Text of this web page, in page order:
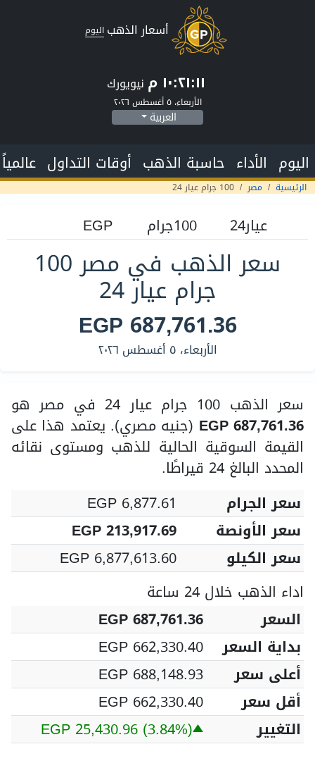
أسعار الذهب اليوم
١٠:٢١:١٢ م نيويورك
الأربعاء، ٥ أغسطس ٢٠٢٦
العربية
اليوم الأداء حاسبة الذهب أوقات التداول عالمياً
الرئيسية مصر 100 جرام عيار 24
سعر الذهب في مصر 100
جرام عيار 24
EGP 687,761.36
الأربعاء، ٥ أغسطس ٢٠٢٦
سعر الذهب 100 جرام عيار 24 في مصر هو
EGP 687,761.36 (جنيه مصري). يعتمد هذا على
القيمة السوقية الحالية للذهب ومستوى نقائه
المحدد البالغ 24 قيراطًا.
سعر الجرام
EGP 6,877.61
سعر الأونصة
EGP 213,917.69
سعر الكيلو
EGP 6,877,613.60
اداء الذهب خلال 24 ساعة
السعر
EGP 687,761.36
بداية السعر
EGP 662,330.40
أعلى سعر
EGP 688,148.93
أقل سعر
EGP 662,330.40
التغيير
EGP 25,430.96 (3.84%)